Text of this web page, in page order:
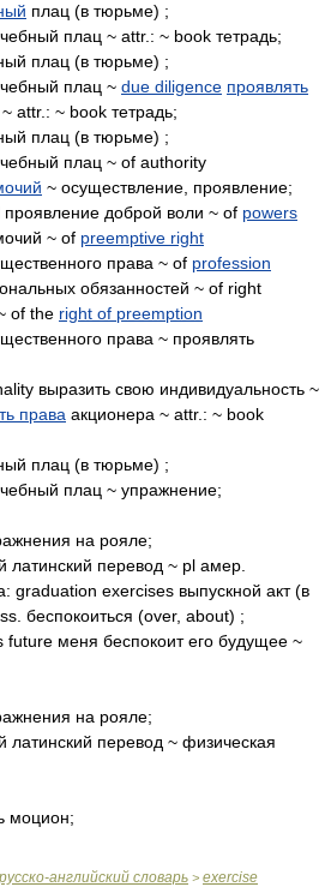
плац (в тюрьме) ;
плац ~ attr.: ~ book тетрадь;
плац (в тюрьме) ;
плац ~ due diligence проявлять
~ attr.: ~ book тетрадь;
плац (в тюрьме) ;
плац ~ of authority
~ осуществление, проявление;
доброй воли ~ of powers
~ of preemptive right
права ~ of profession
обязанностей ~ of right
of the right of preemption
права ~ проявлять
выразить свою индивидуальность ~
права акционера ~ attr.: ~ book
плац (в тюрьме) ;
плац ~ упражнение;
на рояле;
латинский перевод ~ pl амер.
graduation exercises выпускной акт (в
беспокоиться (over, about) ;
future меня беспокоит его будущее ~
на рояле;
перевод ~ физическая
моцион;
английский словарь > exercise